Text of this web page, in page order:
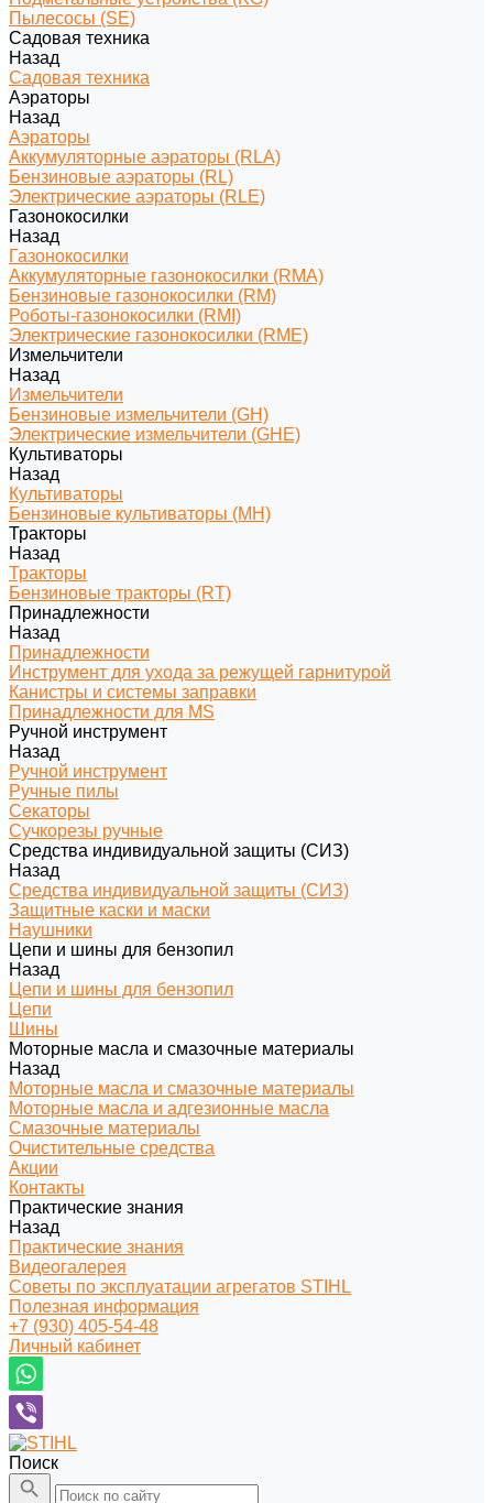
Пылесосы (SE)
Садовая техника
Назад
Садовая техника
Аэраторы
Назад
Аэраторы
Аккумуляторные аэраторы (RLA)
Бензиновые аэраторы (RL)
Электрические аэраторы (RLE)
Газонокосилки
Назад
Газонокосилки
Аккумуляторные газонокосилки (RMA)
Бензиновые газонокосилки (RM)
Роботы-газонокосилки (RMI)
Электрические газонокосилки (RME)
Измельчители
Назад
Измельчители
Бензиновые измельчители (GH)
Электрические измельчители (GHE)
Культиваторы
Назад
Культиваторы
Бензиновые культиваторы (MH)
Тракторы
Назад
Тракторы
Бензиновые тракторы (RT)
Принадлежности
Назад
Принадлежности
Инструмент для ухода за режущей гарнитурой
Канистры и системы заправки
Принадлежности для MS
Ручной инструмент
Назад
Ручной инструмент
Ручные пилы
Секаторы
Сучкорезы ручные
Средства индивидуальной защиты (СИЗ)
Назад
Средства индивидуальной защиты (СИЗ)
Защитные каски и маски
Наушники
Цепи и шины для бензопил
Назад
Цепи и шины для бензопил
Цепи
Шины
Моторные масла и смазочные материалы
Назад
Моторные масла и смазочные материалы
Моторные масла и адгезионные масла
Смазочные материалы
Очистительные средства
Акции
Контакты
Практические знания
Назад
Практические знания
Видеогалерея
Советы по эксплуатации агрегатов STIHL
Полезная информация
+7 (930) 405-54-48
Личный кабинет
Поиск